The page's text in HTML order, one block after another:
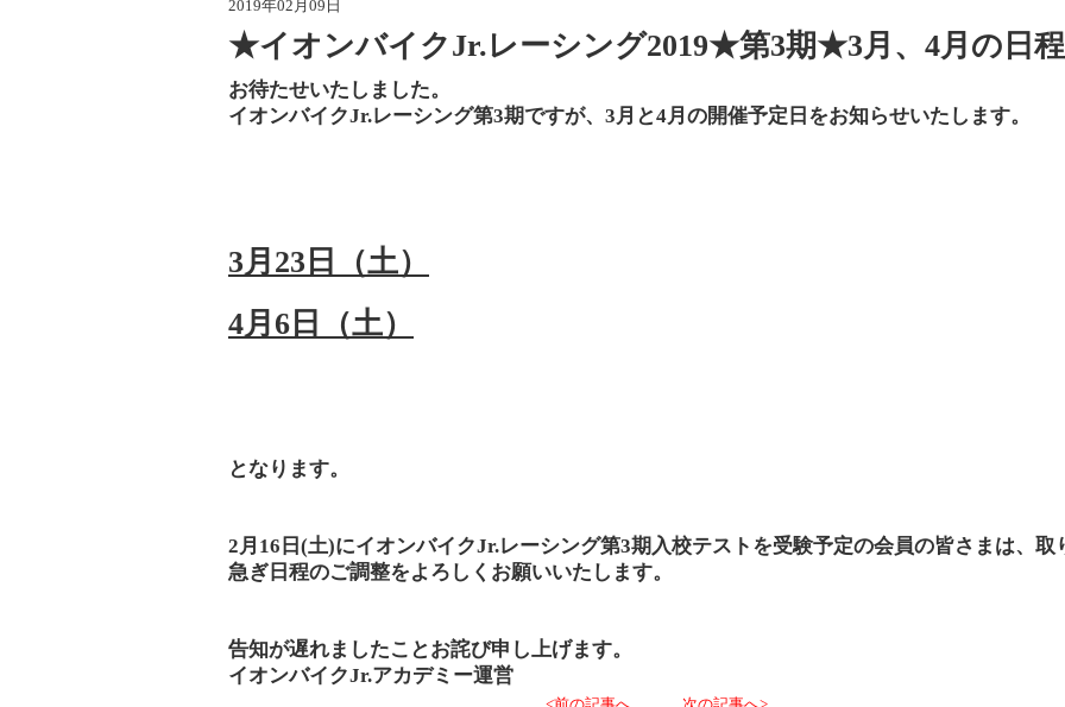
2019年02月09日
★イオンバイクJr.レーシング2019★第3期★3月、4月の日程
お待たせいたしました。
イオンバイクJr.レーシング第3期ですが、3月と4月の開催予定日をお知らせいたします。
3月23日（土）
4月6日（土）
となります。
2月16日(土)にイオンバイクJr.レーシング第3期入校テストを受験予定の会員の皆さまは、取
急ぎ日程のご調整をよろしくお願いいたします。
告知が遅れましたことお詫び申し上げます。
イオンバイクJr.アカデミー運営